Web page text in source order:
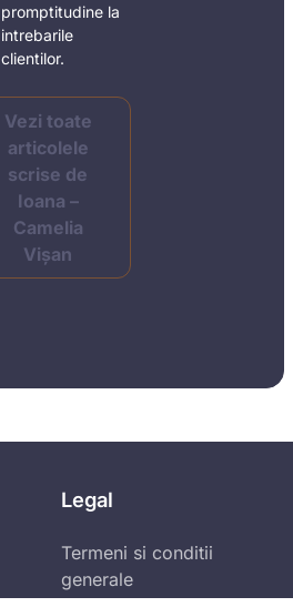
promptitudine la
intrebarile
clientilor.
Vezi toate
articolele
scrise de
Ioana –
Camelia
Vișan
Legal
Termeni si conditii
generale